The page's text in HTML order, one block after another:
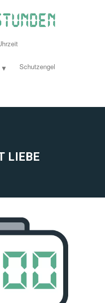
Schutzengel
LIEBE